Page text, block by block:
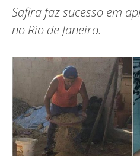
Safira faz sucesso em
no Rio de Janeiro.